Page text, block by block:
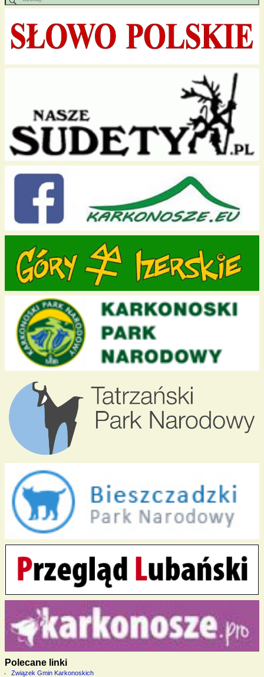
Polecane linki
Związek Gmin Karkonoskich